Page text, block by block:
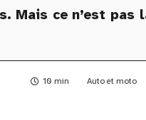
Mais ce n’est
10 min Auto et moto